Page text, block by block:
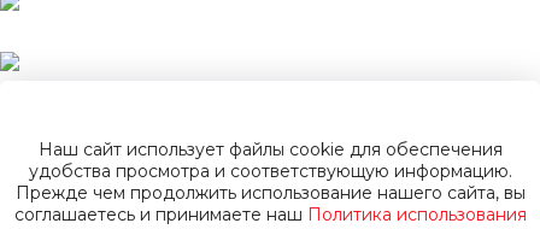
Пусковые
устройства
Наш сайт использует файлы cookie для обеспечения
удобства просмотра и соответствующую информацию.
Прежде чем продолжить использование нашего сайта, вы
соглашаетесь и принимаете наш Политика использования